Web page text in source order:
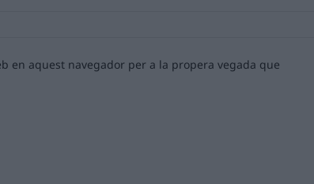
en aquest navegador per a la propera vegada que